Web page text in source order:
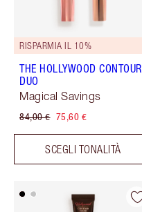
RISPARMIA IL 10%
THE HOLLYWOOD CONTOUR
DUO
Magical Savings
84,00 € 75,60 €
SCEGLI TONALITÀ